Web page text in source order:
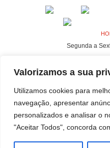
Valorizamos a sua
Utilizamos cookies para
navegação, apresentar
personalizados e analisar o
"Aceitar Todos", concorda
Segunda a
Rua da
Rua da
4440-230